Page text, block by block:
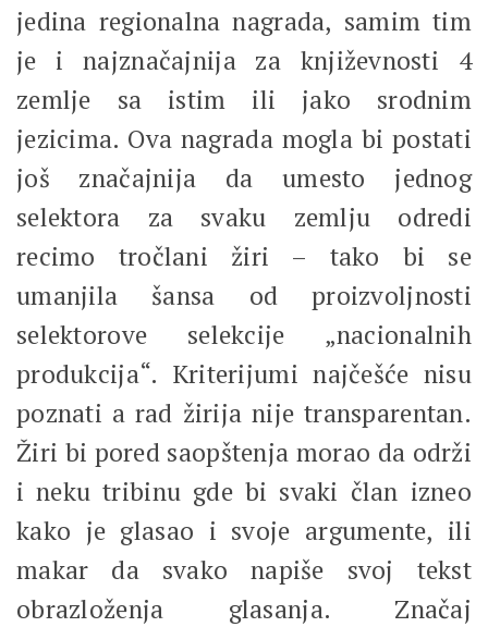
jedina regionalna nagrada, samim tim
je i najznačajnija za književnosti 4
zemlje sa istim ili jako srodnim
jezicima. Ova nagrada mogla bi postati
još značajnija da umesto jednog
selektora za svaku zemlju odredi
recimo tročlani žiri – tako bi se
umanjila šansa od proizvoljnosti
selektorove selekcije „nacionalnih
produkcija“. Kriterijumi najčešće nisu
poznati a rad žirija nije transparentan.
Žiri bi pored saopštenja morao da održi
i neku tribinu gde bi svaki član izneo
kako je glasao i svoje argumente, ili
makar da svako napiše svoj tekst
obrazloženja glasanja. Značaj